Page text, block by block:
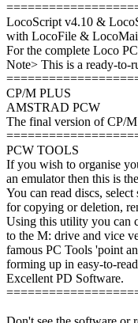
LocoScript v4.10 &
with LocoFile &
For the complete Loco
Note> This is a ready-to-
CP/M PLUS
AMSTRAD PCW
The final version of CP/
PCW TOOLS
If you wish to organise
an emulator then this is
You can read discs,
for copying or deletion,
Using this utility you can
to the M: drive and vice
famous PC Tools 'point
forming up in easy-to-
Excellent PD Software.